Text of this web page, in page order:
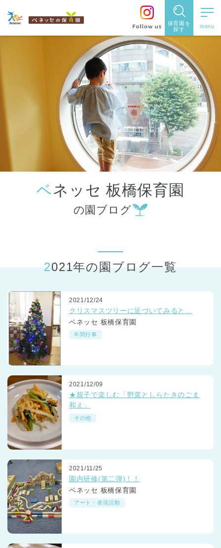
保育園を
探す
保育園を探す
住所・駅
名から探
す
都道府県
から探す
ベネッセ 板橋保育園
の園ブログ
2021年の園ブログ一覧
2021/12/24
クリスマスツリーに近づいてみると…
ベネッセ 板橋保育園
年間行事
2021/12/09
★親子で楽しむ「野菜としらたきのごま
和え」
その他
2021/11/25
園内研修(第二弾)！！
ベネッセ 板橋保育園
アート・表現活動